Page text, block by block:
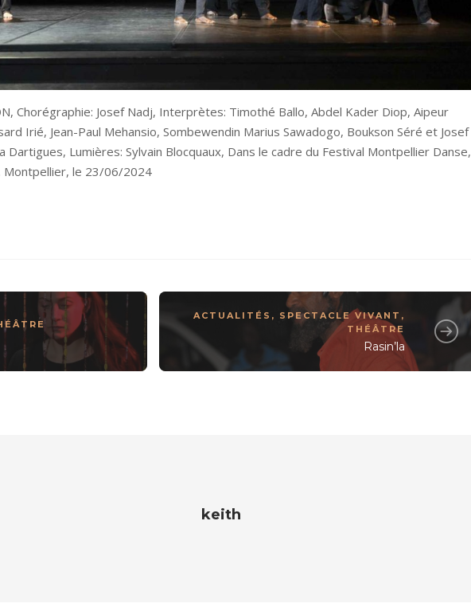
Chorégraphie: Josef Nadj, Interprètes: Timothé Ballo, Abdel Kader Diop, Aipeur
Irié, Jean-Paul Mehansio, Sombewendin Marius Sawadogo, Boukson Séré et Josef
Dartigues, Lumières: Sylvain Blocquaux, Dans le cadre du Festival Montpellier Danse,
Montpellier, le 23/06/2024
ACTUALITÉS , SPECTACLE VIVANT ,
THÉÂTRE
Rasin’la
keith